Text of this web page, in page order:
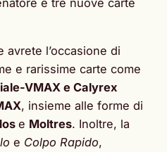
avrete l’occasione di
e rarissime carte come
VMAX e Calyrex
, insieme alle forme di
e Moltres. Inoltre, la
e Colpo Rapido,